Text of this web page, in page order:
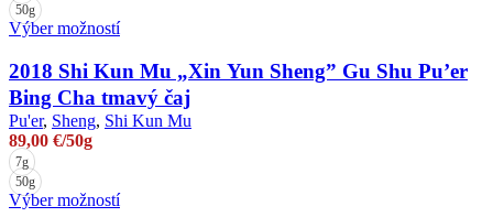
na
produktu.
50g
Výber možnostíTento
má
viacero
variantov.
Možnosti
na
2018 Shi Kun Mu „Xin Yun Sheng” Gu Shu Pu’er
Bing Cha tmavý čaj
Pu'er, Sheng, Shi Kun Mu
89,00 €/50g
7g
50g
Výber možnostíTento